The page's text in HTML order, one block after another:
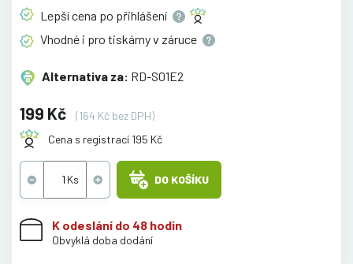
Lepší cena po přihlášení
Vhodné i pro tiskárny v záruce
Alternativa za: RD-S01E2
199 Kč
(164 Kč bez DPH)
Cena s registrací 195 Kč
DO KOŠÍKU
K odeslání do 48 hodin
Obvyklá doba dodání